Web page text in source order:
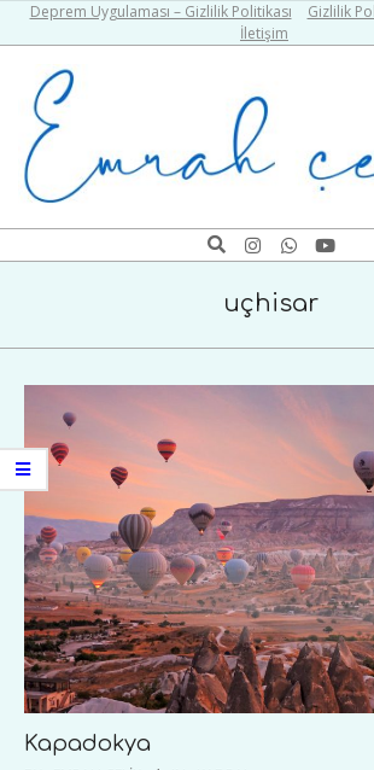
content
Deprem Uygulaması – Gizlilik Politikası Gizlilik
İletişim
Emrah
Search
uçhisar
Kapadokya